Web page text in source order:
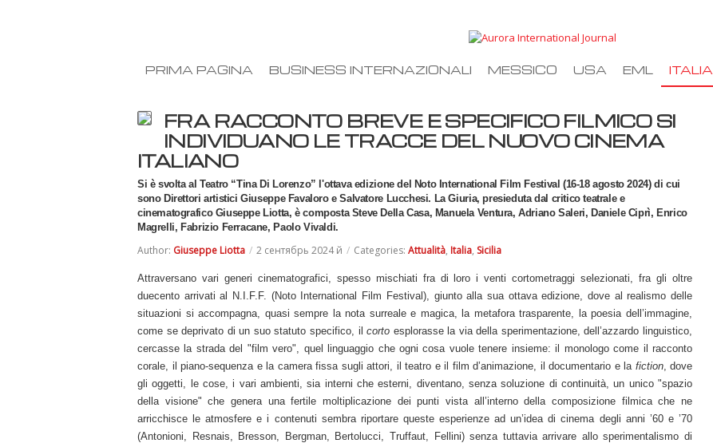
PRIMA PAGINA BUSINESS INTERNAZIONALI MESSICO USA EML ITALIA
FRA RACCONTO BREVE E SPECIFICO FILMICO SI
INDIVIDUANO LE TRACCE DEL NUOVO CINEMA
ITALIANO
Si è svolta al Teatro “Tina Di Lorenzo” l'ottava edizione del Noto International Film Festival (16-18 agosto 2024) di cui
sono Direttori artistici Giuseppe Favaloro e Salvatore Lucchesi. La Giuria, presieduta dal critico teatrale e
cinematografico Giuseppe Liotta, è composta Steve Della Casa, Manuela Ventura, Adriano Saleri, Daniele Ciprì, Enrico
Magrelli, Fabrizio Ferracane, Paolo Vivaldi.
Author: Giuseppe Liotta / 2 сентябрь 2024 й / Categories: Attualità, Italia, Sicilia
Attraversano vari generi cinematografici, spesso mischiati fra di loro i venti cortometraggi selezionati, fra gli oltre
duecento arrivati al N.I.F.F. (Noto International Film Festival), giunto alla sua ottava edizione, dove al realismo delle
situazioni si accompagna, quasi sempre la nota surreale e magica, la metafora trasparente, la poesia dell’immagine,
come se deprivato di un suo statuto specifico, ilcorto esplorasse la via della sperimentazione, dell’azzardo linguistico,
cercasse la strada del "film vero", quel linguaggio che ogni cosa vuole tenere insieme: il monologo come il racconto
corale, il piano-sequenza e la camera fissa sugli attori, il teatro e il film d’animazione, il documentario e la fiction, dove
gli oggetti, le cose, i vari ambienti, sia interni che esterni, diventano, senza soluzione di continuità, un unico "spazio
della visione" che genera una fertile moltiplicazione dei punti vista all’interno della composizione filmica che ne
arricchisce le atmosfere e i contenuti sembra riportare queste esperienze ad un’idea di cinema degli anni ’60 e ’70
(Antonioni, Resnais, Bresson, Bergman, Bertolucci, Truffaut, Fellini) senza tuttavia arrivare allo sperimentalismo di